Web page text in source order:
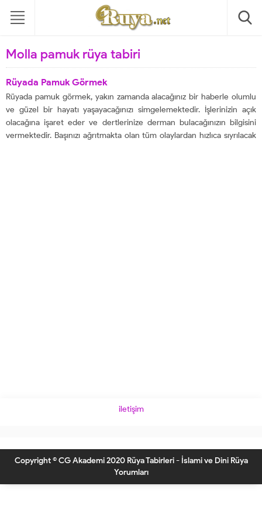
Molla pamuk rüya tabiri
Rüyada Pamuk Görmek
Rüyada pamuk görmek, yakın zamanda alacağınız bir haberle olumlu
ve güzel bir hayatı yaşayacağınızı simgelemektedir. İşlerinizin açık
olacağına işaret eder ve dertlerinize derman bulacağınızın bilgisini
vermektedir. Başınızı ağrıtmakta olan tüm olaylardan hızlıca sıyrılacak
iletişim
Copyright © CG Akademi 2020 Rüya Tabirleri - İslami ve Dini Rüya
Yorumları